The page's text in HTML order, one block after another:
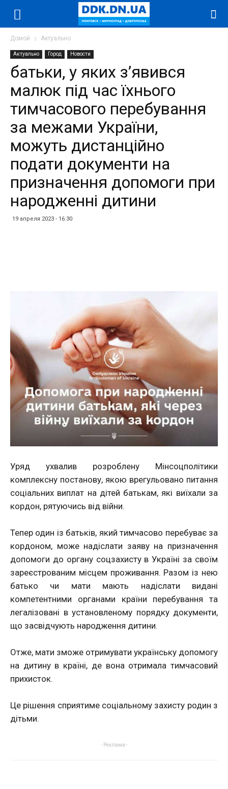
Домой Актуально
Актуально Город Новости
батьки, у яких з’явився
малюк під час їхнього
тимчасового перебування
за межами України,
можуть дистанційно
подати документи на
призначення допомоги при
народженні дитини
19 апреля 2023 - 16:30
Уряд ухвалив розроблену Мінсоцполітики
комплексну постанову, якою врегульовано питання
соціальних виплат на дітей батькам, які виїхали за
кордон, рятуючись від війни.
Тепер один із батьків, який тимчасово перебуває за
кордоном, може надіслати заяву на призначення
допомоги до органу соцзахисту в Україні за своїм
зареєстрованим місцем проживання. Разом із нею
батько чи мати мають надіслати видані
компетентними органами країни перебування та
легалізовані в установленому порядку документи,
що засвідчують народження дитини.
Отже, мати зможе отримувати українську допомогу
на дитину в країні, де вона отримала тимчасовий
прихисток.
Це рішення сприятиме соціальному захисту родин з
дітьми.
- Реклама -